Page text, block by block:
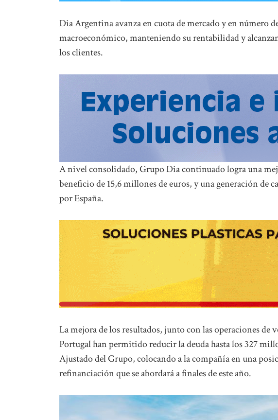
Dia Argentina avanza en cuota de mercado y en número
macroeconómico, manteniendo su rentabilidad y
los clientes.
A nivel consolidado, Grupo Dia continuado logra una
beneficio de 15,6 millones de euros, y una generación de
por España.
La mejora de los resultados, junto con las operaciones de
Portugal han permitido reducir la deuda hasta los 327
Ajustado del Grupo, colocando a la compañía en una
refinanciación que se abordará a finales de este año.